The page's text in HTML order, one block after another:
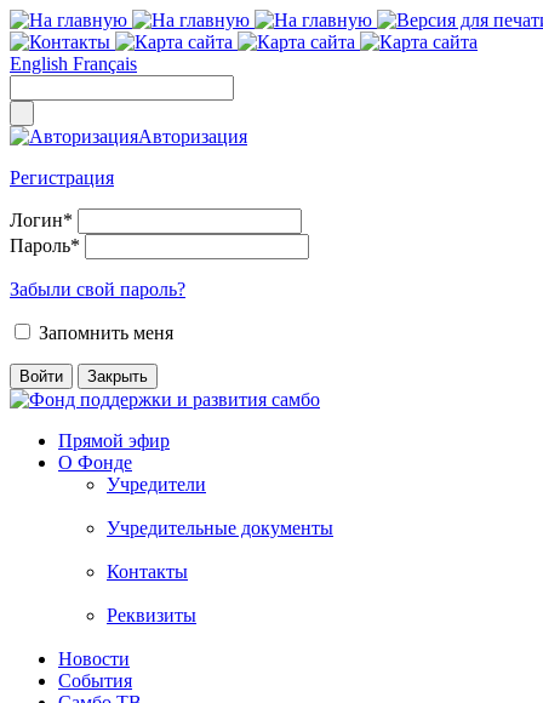
English Français
Авторизация
Регистрация
Логин*
Пароль*
Забыли свой пароль?
Запомнить меня
Прямой эфир
О Фонде
Учредители
Учредительные документы
Контакты
Реквизиты
Новости
События